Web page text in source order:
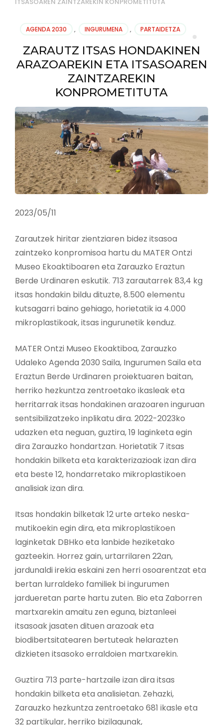
AGENDA 2030 , INGURUMENA , PARTAIDETZA
ZARAUTZ ITSAS HONDAKINEN
ARAZOAREKIN ETA ITSASOAREN
ZAINTZAREKIN
KONPROMETITUTA
2023/05/11
Zarautzek hiritar zientziaren bidez itsasoa
zaintzeko konpromisoa hartu du MATER Ontzi
Museo Ekoaktiboaren eta Zarauzko Eraztun
Berde Urdinaren eskutik. 713 zarautarrek 83,4 kg
itsas hondakin bildu dituzte, 8.500 elementu
kutsagarri baino gehiago, horietatik ia 4.000
mikroplastikoak, itsas ingurunetik kenduz.
MATER Ontzi Museo Ekoaktiboa, Zarauzko
Udaleko Agenda 2030 Saila, Ingurumen Saila eta
Eraztun Berde Urdinaren proiektuaren baitan,
herriko hezkuntza zentroetako ikasleak eta
herritarrak itsas hondakinen arazoaren inguruan
sentsibilizatzeko inplikatu dira. 2022-2023ko
udazken eta neguan, guztira, 19 laginketa egin
dira Zarauzko hondartzan. Horietatik 7 itsas
hondakin bilketa eta karakterizazioak izan dira
eta beste 12, hondarretako mikroplastikoen
analisiak izan dira.
Itsas hondakin bilketak 12 urte arteko neska-
mutikoekin egin dira, eta mikroplastikoen
laginketak DBHko eta lanbide heziketako
gazteekin. Horrez gain, urtarrilaren 22an,
jardunaldi irekia eskaini zen herri osoarentzat eta
bertan lurraldeko familiek bi ingurumen
jardueretan parte hartu zuten. Bio eta Zaborren
martxarekin amaitu zen eguna, biztanleei
itsasoak jasaten dituen arazoak eta
biodibertsitatearen bertuteak helarazten
dizkieten itsasoko erraldoien martxarekin.
Guztira 713 parte-hartzaile izan dira itsas
hondakin bilketa eta analisietan. Zehazki,
Zarauzko hezkuntza zentroetako 681 ikasle eta
32 partikular, herriko bizilagunak,